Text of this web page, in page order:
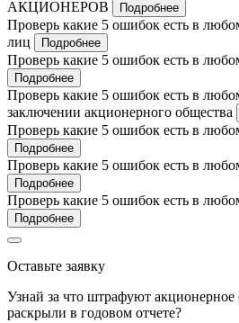
АКЦИОНЕРОВ
Подробнее
Проверь какие 5 ошибок есть в
лиц
Подробнее
Проверь какие 5 ошибок есть в
Подробнее
Проверь какие 5 ошибок есть в
заключении акционерного общества
Проверь какие 5 ошибок есть в
Подробнее
Проверь какие 5 ошибок есть в
Подробнее
Проверь какие 5 ошибок есть в
Подробнее
Оставьте заявку
Узнай за что штрафуют
раскрыли в годовом отчете?